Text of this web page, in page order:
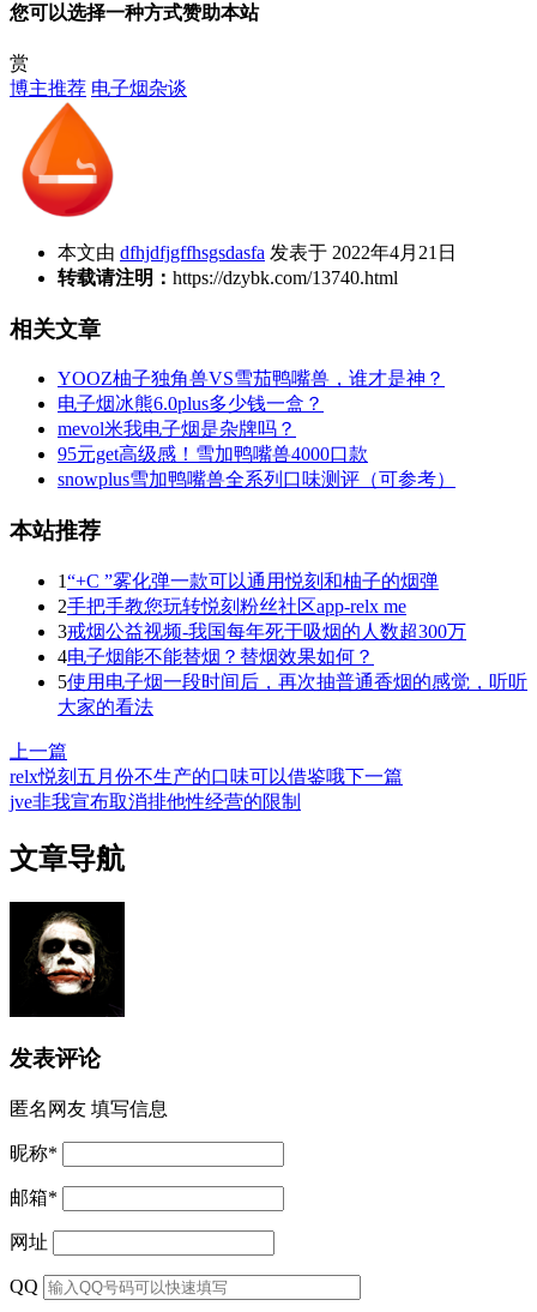
您可以选择一种方式赞助本站
赏
博主推荐 电子烟杂谈
本文由 dfhjdfjgffhsgsdasfa 发表于 2022年4月21日
转载请注明： https://dzybk.com/13740.html
相关文章
YOOZ柚子独角兽VS雪茄鸭嘴兽，谁才是神？
电子烟冰熊6.0plus多少钱一盒？
mevol米我电子烟是杂牌吗？
95元get高级感！雪加鸭嘴兽4000口款
snowplus雪加鸭嘴兽全系列口味测评（可参考）
本站推荐
1“+C ”雾化弹一款可以通用悦刻和柚子的烟弹
2手把手教您玩转悦刻粉丝社区app-relx me
3戒烟公益视频-我国每年死于吸烟的人数超300万
4电子烟能不能替烟？替烟效果如何？
5使用电子烟一段时间后，再次抽普通香烟的感觉，听听
大家的看法
上一篇
relx悦刻五月份不生产的口味可以借鉴哦下一篇
jve非我宣布取消排他性经营的限制
文章导航
发表评论
匿名网友 填写信息
昵称*
邮箱*
网址
QQ